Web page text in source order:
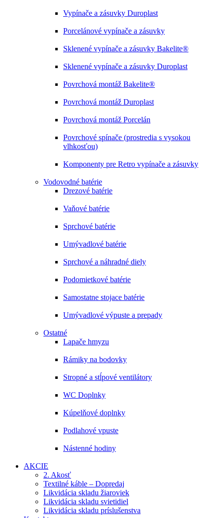
Vypínače a zásuvky Duroplast
Porcelánové vypínače a zásuvky
Sklenené vypínače a zásuvky Bakelite®
Sklenené vypínače a zásuvky Duroplast
Povrchová montáž Bakelite®
Povrchová montáž Duroplast
Povrchová montáž Porcelán
Povrchové spínače (prostredia s vysokou
vlhkosťou)
Komponenty pre Retro vypínače a zásuvky
Vodovodné batérie
Drezové batérie
Vaňové batérie
Sprchové batérie
Umývadlové batérie
Sprchové a náhradné diely
Podomietkové batérie
Samostatne stojace batérie
Umývadlové výpuste a prepady
Ostatné
Lapače hmyzu
Rámiky na bodovky
Stropné a stĺpové ventilátory
WC Doplnky
Kúpelňové doplnky
Podlahové vpuste
Nástenné hodiny
AKCIE
2. Akosť
Textilné káble – Dopredaj
Likvidácia skladu žiaroviek
Likvidácia skladu svietidiel
Likvidácia skladu príslušenstva